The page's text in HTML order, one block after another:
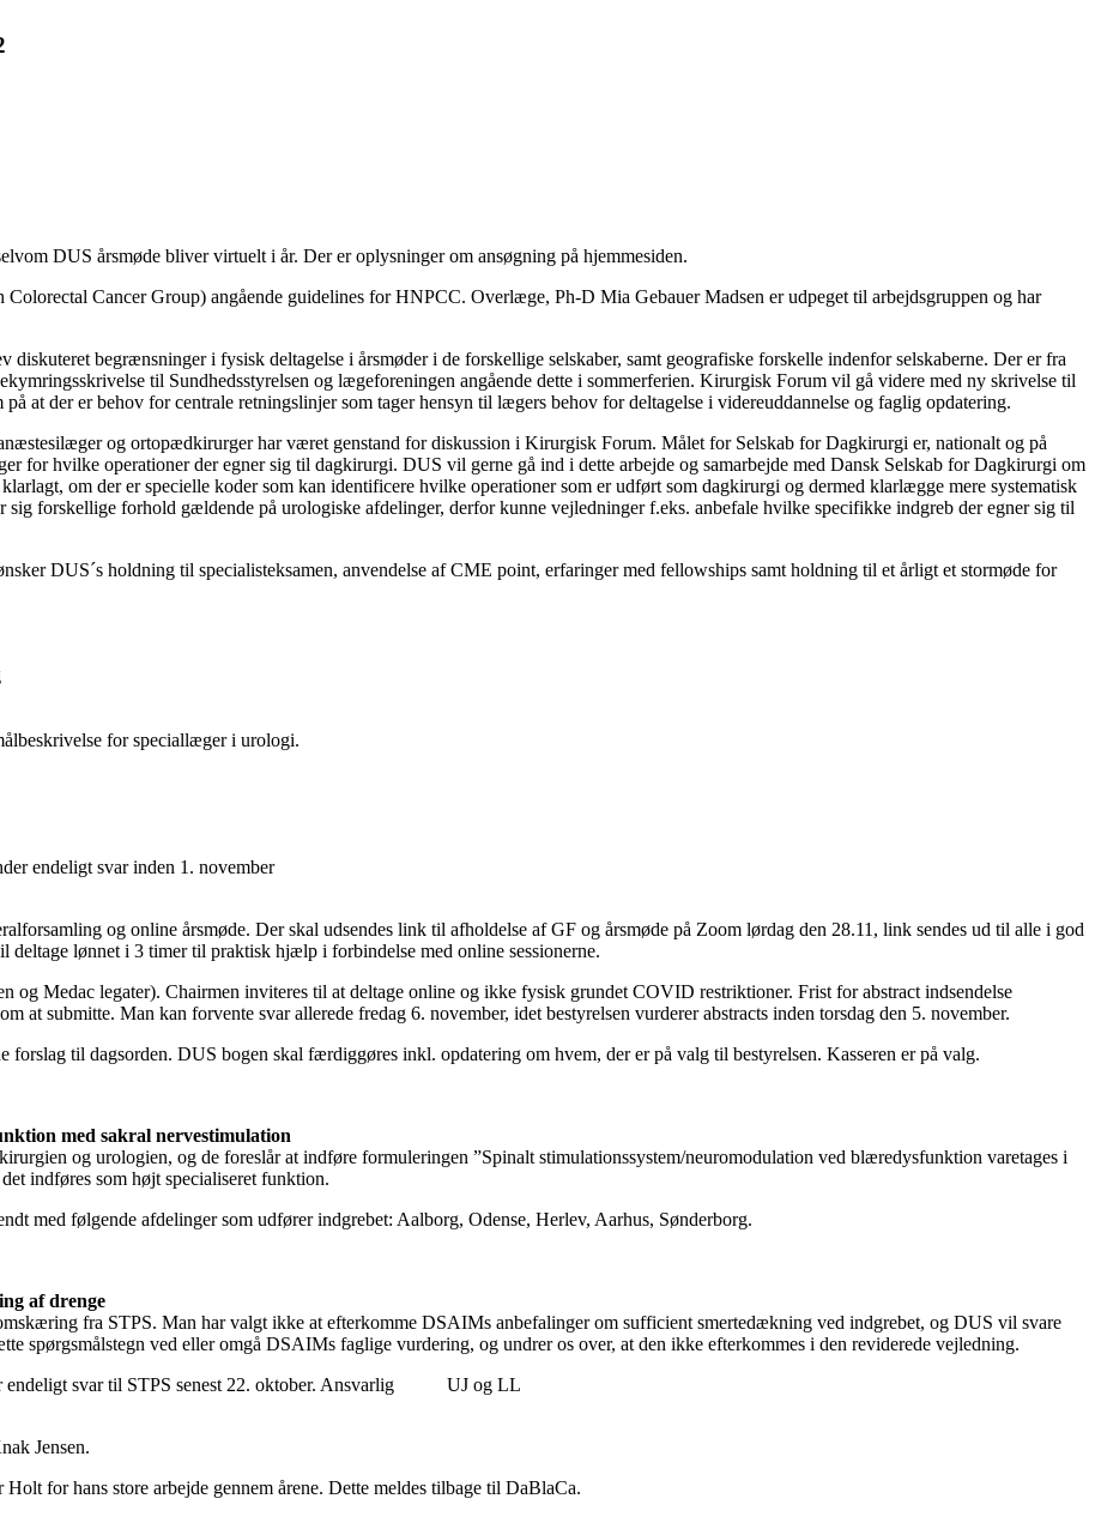
DUS årsmøde bliver virtuelt i år. Der er oplysninger om ansøgning på hjemmesiden.
Cancer Group) angående guidelines for HNPCC. Overlæge, Ph-D Mia Gebauer Madsen er udpeget til arbejdsgruppen og har
begrænsninger i fysisk deltagelse i årsmøder i de forskellige selskaber, samt geografiske forskelle indenfor selskaberne. Der er fra
til Sundhedsstyrelsen og lægeforeningen angående dette i sommerferien. Kirurgisk Forum vil gå videre med ny skrivelse til
at der er behov for centrale retningslinjer som tager hensyn til lægers behov for deltagelse i videreuddannelse og faglig opdatering.
og ortopædkirurger har været genstand for diskussion i Kirurgisk Forum. Målet for Selskab for Dagkirurgi er, nationalt og på
for hvilke operationer der egner sig til dagkirurgi. DUS vil gerne gå ind i dette arbejde og samarbejde med Dansk Selskab for Dagkirurgi om
om der er specielle koder som kan identificere hvilke operationer som er udført som dagkirurgi og dermed klarlægge mere systematisk
forskellige forhold gældende på urologiske afdelinger, derfor kunne vejledninger f.eks. anbefale hvilke specifikke indgreb der egner sig til
DUS´s holdning til specialisteksamen, anvendelse af CME point, erfaringer med fellowships samt holdning til et årligt et stormøde for
for speciallæger i urologi.
endeligt svar inden 1. november
og online årsmøde. Der skal udsendes link til afholdelse af GF og årsmøde på Zoom lørdag den 28.11, link sendes ud til alle i god
lønnet i 3 timer til praktisk hjælp i forbindelse med online sessionerne.
og Medac legater). Chairmen inviteres til at deltage online og ikke fysisk grundet COVID restriktioner. Frist for abstract indsendelse
at submitte. Man kan forvente svar allerede fredag 6. november, idet bestyrelsen vurderer abstracts inden torsdag den 5. november.
til dagsorden. DUS bogen skal færdiggøres inkl. opdatering om hvem, der er på valg til bestyrelsen. Kasseren er på valg.
med sakral nervestimulation
og urologien, og de foreslår at indføre formuleringen ”Spinalt stimulationssystem/neuromodulation ved blæredysfunktion varetages i
indføres som højt specialiseret funktion.
med følgende afdelinger som udfører indgrebet: Aalborg, Odense, Herlev, Aarhus, Sønderborg.
af drenge
fra STPS. Man har valgt ikke at efterkomme DSAIMs anbefalinger om sufficient smertedækning ved indgrebet, og DUS vil svare
spørgsmålstegn ved eller omgå DSAIMs faglige vurdering, og undrer os over, at den ikke efterkommes i den reviderede vejledning.
svar til STPS senest 22. oktober. Ansvarlig UJ og LL
Jensen.
for hans store arbejde gennem årene. Dette meldes tilbage til DaBlaCa.